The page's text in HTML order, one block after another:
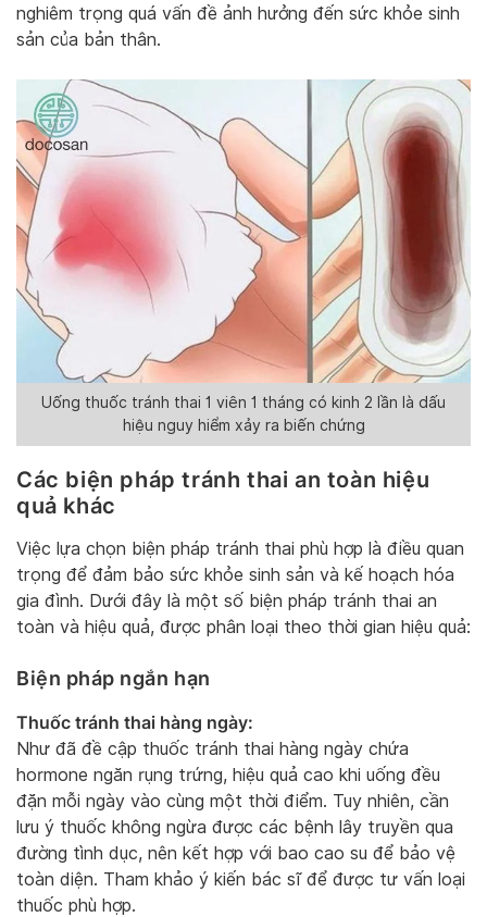
nghiêm trọng quá vấn đề ảnh hưởng đến sức khỏe sinh
sản của bản thân.
Uống thuốc tránh thai 1 viên 1 tháng có kinh 2 lần là dấu
hiệu nguy hiểm xảy ra biến chứng
Các biện pháp tránh thai an toàn hiệu
quả khác
Việc lựa chọn biện pháp tránh thai phù hợp là điều quan
trọng để đảm bảo sức khỏe sinh sản và kế hoạch hóa
gia đình. Dưới đây là một số biện pháp tránh thai an
toàn và hiệu quả, được phân loại theo thời gian hiệu quả:
Biện pháp ngắn hạn
Thuốc tránh thai hàng ngày:
Như đã đề cập thuốc tránh thai hàng ngày chứa
hormone ngăn rụng trứng, hiệu quả cao khi uống đều
đặn mỗi ngày vào cùng một thời điểm. Tuy nhiên, cần
lưu ý thuốc không ngừa được các bệnh lây truyền qua
đường tình dục, nên kết hợp với bao cao su để bảo vệ
toàn diện. Tham khảo ý kiến bác sĩ để được tư vấn loại
thuốc phù hợp.